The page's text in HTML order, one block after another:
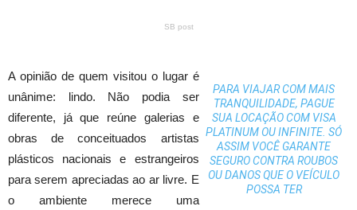
SB post
PARA VIAJAR COM MAIS
TRANQUILIDADE, PAGUE
SUA LOCAÇÃO COM VISA
PLATINUM OU INFINITE. SÓ
ASSIM VOCÊ GARANTE
SEGURO CONTRA ROUBOS
OU DANOS QUE O VEÍCULO
POSSA TER
A opinião de quem visitou o lugar é
unânime: lindo. Não podia ser
diferente, já que reúne galerias e
obras de conceituados artistas
plásticos nacionais e estrangeiros
para serem apreciadas ao ar livre. E
o ambiente merece uma